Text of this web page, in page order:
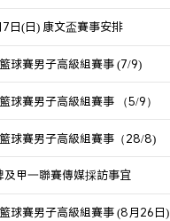
日(日) 康文盃賽事安排
球賽男子高級組賽事 (7/9)
球賽男子高級組賽事 （5/9）
球賽男子高級組賽事（28/8)
甲一聯賽傳媒採訪事宜
球賽男子高級組賽事 (8月26日)